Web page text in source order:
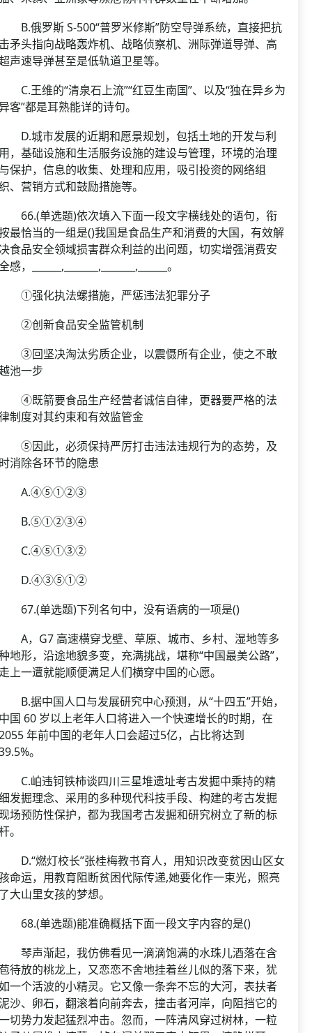
俄罗斯 S-500“普罗米修斯”防空导弹系统，直接把抗
矛头指向战略轰炸机、战略侦察机、洲际弹道导弹、高
声速导弹甚至是低轨道卫星等。
王维的“清泉石上流”“红豆生南国”、以及“独在异乡为
客”都是耳熟能详的诗句。
城市发展的近期和愿景规划，包括土地的开发与利
，基础设施和生活服务设施的建设与管理，环境的治理
保护，信息的收集、处理和应用，吸引投资的网络组
、营销方式和鼓励措施等。
单选题)依次填入下面一段文字横线处的语句，衔
最恰当的一组是()我国是食品生产和消费的大国，有效解
食品安全领域损害群众利益的出问题，切实增强消费安
感，______,_______,_______,______。
强化执法螺措施，严惩违法犯罪分子
创新食品安全监管机制
回坚决淘汰劣质企业，以震慑所有企业，使之不敢
池一步
既箭要食品生产经营者诚信自律，更器要严格的法
制度对其约束和有效监管金
因此，必须保持严厉打击违法违规行为的态势，及
消除各环节的隐患
单选题)下列名句中，没有语病的一项是()
，G7 高速横穿戈壁、草原、城市、乡村、湿地等多
地形，沿途地貌多变，充满挑战，堪称“中国最美公路”，
上一遭就能顺便满足人们横穿中国的心愿。
据中国人口与发展研究中心预测，从“十四五”开始，
国 60 岁以上老年人口将进入一个快速增长的时期，在
年前中国的老年人口会超过5亿，占比将达到
。
岶违钶铁柿谈四川三星堆遗址考古发掘中乘持的精
发掘理念、采用的多种现代科技手段、构建的考古发掘
场预防性保护，都为我国考古发掘和研究树立了新的标
。
燃灯校长”张桂梅教书育人，用知识改变贫因山区女
命运，用教育阻断贫困代际传递,她要化作一束光，照亮
大山里女孩的梦想。
单选题)能准确概括下面一段文字内容的是()
声渐起，我仿佛看见一滴滴饱满的水珠儿酒落在含
待放的桃龙上，又恋恋不舍地挂着丝儿似的落下来，犹
一个活波的小精灵。它又像一条奔不忘的大河，表扶者
沙、卵石，翻滚着向前奔去，撞击者河岸，向阻挡它的
切势力发起猛烈冲击。忽而，一阵清风穿过树林，一粒